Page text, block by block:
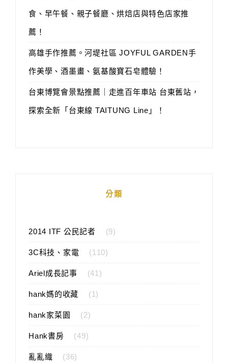
食、早午餐、親子餐廳、烘焙店與特色店家推
薦！
高雄手作推薦。河堤社區 JOYFUL GARDEN手
作美學、酒墨畫、氨基酸寶石皂體驗！
台東博覽會景點推薦｜走進百年車站 台東舊站，
探索全新「台東線 TAITUNG Line」！
分類
2014 ITF 公民記者 (9)
3C科技、家電 (110)
Ariel成長記事 (41)
hank媽的收藏 (1)
hank家菜園 (2)
Hank書房 (49)
亂亂織 (36)